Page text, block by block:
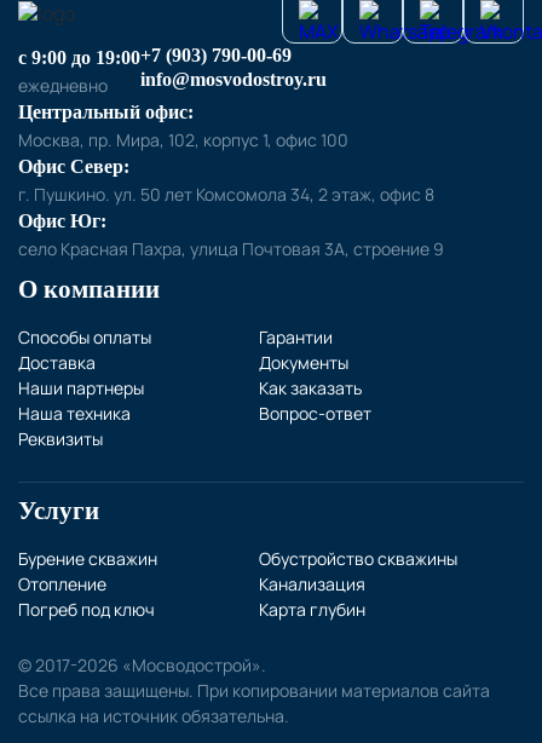
О компании
Способы оплаты
Гарантии
Доставка
Документы
Наши партнеры
Как заказать
Наша техника
Вопрос-ответ
Реквизиты
Услуги
Бурение скважин
Обустройство скважины
Отопление
Канализация
Погреб под ключ
Карта глубин
с 9:00 до 19:00
ежедневно
+7 (903) 790-00-69
info@mosvodostroy.ru
Центральный офис:
Москва, пр. Мира, 102, корпус 1, офис 100
Офис Север:
г. Пушкино. ул. 50 лет Комсомола 34, 2 этаж, офис 8
Офис Юг:
село Красная Пахра, улица Почтовая 3А, строение 9
© 2017-2026 «Мосводострой».
Все права защищены. При копировании материалов сайта
ссылка на источник обязательна.